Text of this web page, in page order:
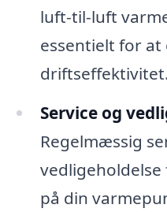
luft-til-luft
essentielt for
driftseffektivitet.
Service og
Regelmæssig
på din